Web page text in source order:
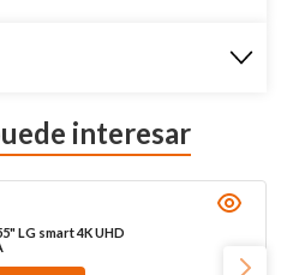
interesar
LG smart 4K UHD